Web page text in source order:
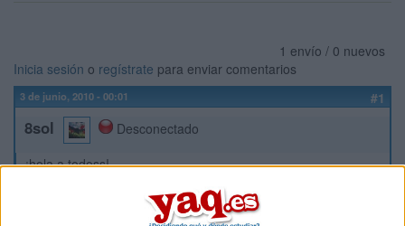
1 envío / 0 nuevos
Inicia sesión o regístrate para enviar comentarios
3 de junio, 2010 - 00:01 #1
8sol
Desconectado
¡hola a todoss!
ya mismo hago la selectividad y todavía estoy que no se que
voy a estudiar, si me voy de mi ciudad...